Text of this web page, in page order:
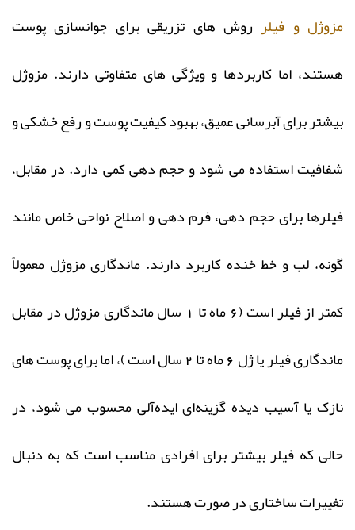
مزوژل و فیلرروش‌ های تزریقی برای جوانسازی پوست
هستند، اما کاربردها و ویژگی‌ های متفاوتی دارند. مزوژل
بیشتر برای آبرسانی عمیق، بهبود کیفیت پوست و رفع خشکی و
شفافیت استفاده می‌ شود و حجم‌ دهی کمی دارد. در مقابل،
فیلرها برای حجم‌ دهی، فرم دهی و اصلاح نواحی خاص مانند
گونه، لب و خط خنده کاربرد دارند. ماندگاری مزوژل معمولاً
کمتر از فیلر است (6 ماه تا 1 سال ماندگاری مزوژل در مقابل
ماندگاری فیلر یا ژل 6 ماه تا 2 سال است )، اما برای پوست‌ های
نازک یا آسیب‌ دیده گزینه‌ای ایده‌آلی محسوب می‌ شود، در
حالی که فیلر بیشتر برای افرادی مناسب است که به دنبال
تغییرات ساختاری در صورت هستند.